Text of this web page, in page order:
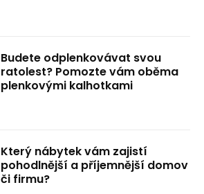
Budete odplenkovávat svou
ratolest? Pomozte vám oběma
plenkovými kalhotkami
Který nábytek vám zajistí
pohodlnější a příjemnější domov
či firmu?